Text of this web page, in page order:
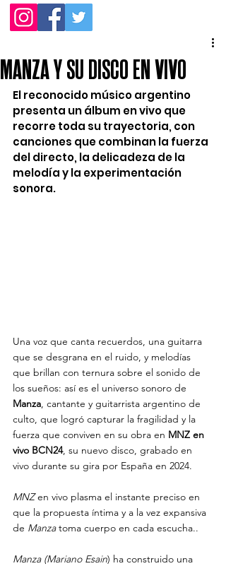
MANZA Y SU DISCO EN VIVO
El reconocido músico argentino
presenta un álbum en vivo que
recorre toda su trayectoria, con
canciones que combinan la fuerza
del directo, la delicadeza de la
melodía y la experimentación
sonora.
Una voz que canta recuerdos, una guitarra
que se desgrana en el ruido, y melodías
que brillan con ternura sobre el sonido de
los sueños: así es el universo sonoro de
Manza, cantante y guitarrista argentino de
culto, que logró capturar la fragilidad y la
fuerza que conviven en su obra en MNZ en
vivo BCN24, su nuevo disco, grabado en
vivo durante su gira por España en 2024.
MNZ en vivo plasma el instante preciso en
que la propuesta íntima y a la vez expansiva
de Manza toma cuerpo en cada escucha..
Manza (Mariano Esain) ha construido una